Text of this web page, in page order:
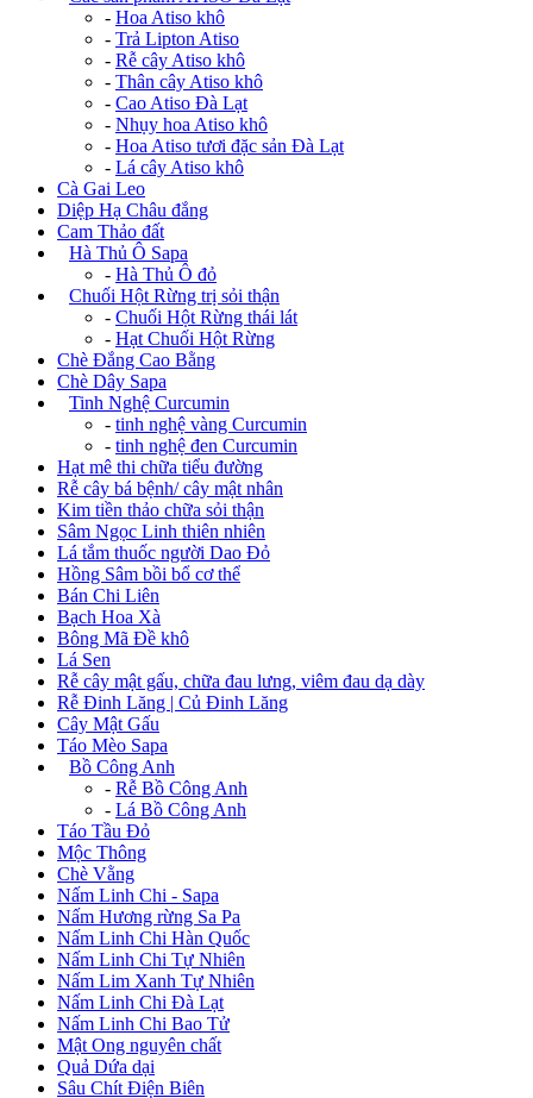
- Hoa Atiso khô
- Trả Lipton Atiso
- Rễ cây Atiso khô
- Thân cây Atiso khô
- Cao Atiso Đà Lạt
- Nhụy hoa Atiso khô
- Hoa Atiso tươi đặc sản Đà Lạt
- Lá cây Atiso khô
Cà Gai Leo
Diệp Hạ Châu đắng
Cam Thảo đất
Hà Thủ Ô Sapa
- Hà Thủ Ô đỏ
Chuối Hột Rừng trị sỏi thận
- Chuối Hột Rừng thái lát
- Hạt Chuối Hột Rừng
Chè Đắng Cao Bằng
Chè Dây Sapa
Tinh Nghệ Curcumin
- tinh nghệ vàng Curcumin
- tinh nghệ đen Curcumin
Hạt mê thi chữa tiểu đường
Rễ cây bá bệnh/ cây mật nhân
Kim tiền thảo chữa sỏi thận
Sâm Ngọc Linh thiên nhiên
Lá tắm thuốc người Dao Đỏ
Hồng Sâm bồi bổ cơ thể
Bán Chi Liên
Bạch Hoa Xà
Bông Mã Đề khô
Lá Sen
Rễ cây mật gấu, chữa đau lưng, viêm đau dạ dày
Rễ Đinh Lăng | Củ Đinh Lăng
Cây Mật Gấu
Táo Mèo Sapa
Bồ Công Anh
- Rễ Bồ Công Anh
- Lá Bồ Công Anh
Táo Tầu Đỏ
Mộc Thông
Chè Vằng
Nấm Linh Chi - Sapa
Nấm Hương rừng Sa Pa
Nấm Linh Chi Hàn Quốc
Nấm Linh Chi Tự Nhiên
Nấm Lim Xanh Tự Nhiên
Nấm Linh Chi Đà Lạt
Nấm Linh Chi Bao Tử
Mật Ong nguyên chất
Quả Dứa dại
Sâu Chít Điện Biên